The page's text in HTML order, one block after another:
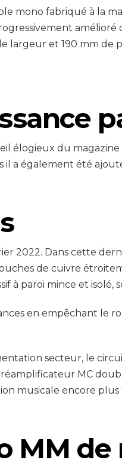
mono fabriqué à la
largeur et 190 mm de
élogieux du
il a également été
2022. Dans cette
de cuivre
à paroi mince et isolé,
en empêchant le
secteur, le
MC
musicale encore plus
MM